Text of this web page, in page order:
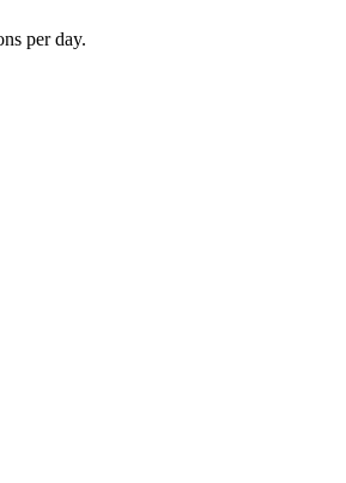
per day.